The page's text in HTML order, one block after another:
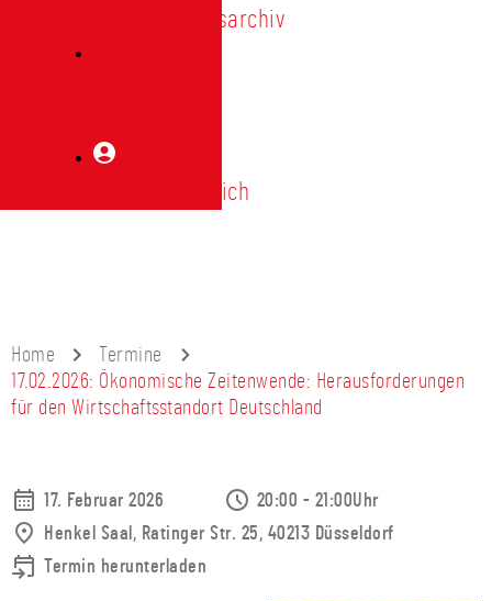
Vereinsarchiv
Mitgliederbereich
Home
Termine
17.02.2026: Ökonomische Zeitenwende: Herausforderungen
für den Wirtschaftsstandort Deutschland
17. Februar 2026
20:00 - 21:00Uhr
Henkel Saal, Ratinger Str. 25, 40213 Düsseldorf
Termin herunterladen